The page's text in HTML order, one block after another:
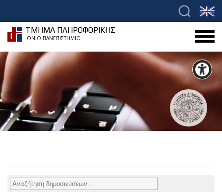
ΤΜΗΜΑ ΠΛΗΡΟΦΟΡΙΚΗΣ
ΙΟΝΙΟ ΠΑΝΕΠΙΣΤΗΜΙΟ